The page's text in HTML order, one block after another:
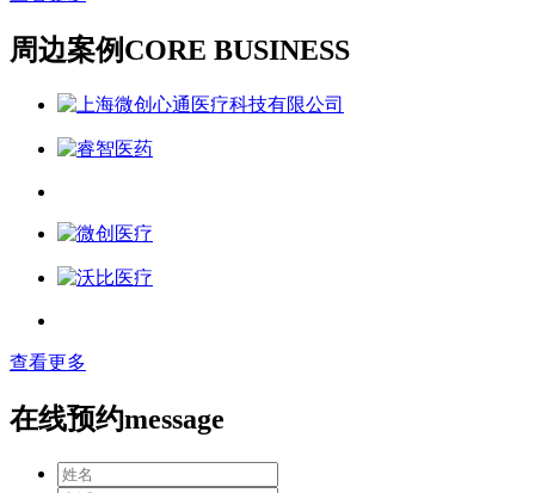
周边案例CORE BUSINESS
查看更多
在线预约message